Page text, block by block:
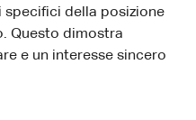
della posizione
Questo dimostra
e un interesse sincero